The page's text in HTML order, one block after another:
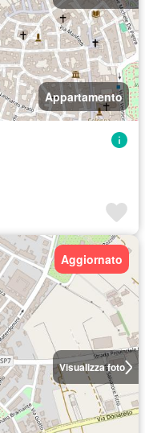
Appartamento
Visualizza foto
Aggiornato